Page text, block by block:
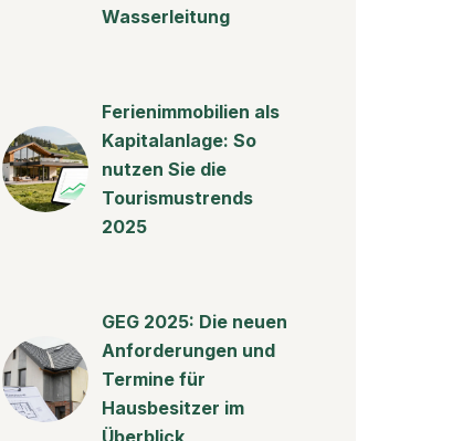
Wasserleitung
Ferienimmobilien als
Kapitalanlage: So
nutzen Sie die
Tourismustrends
2025
GEG 2025: Die neuen
Anforderungen und
Termine für
Hausbesitzer im
Überblick